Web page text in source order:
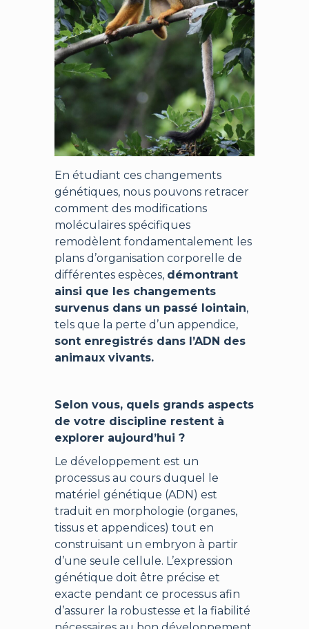
En étudiant ces changements
génétiques, nous pouvons retracer
comment des modifications
moléculaires spécifiques
remodèlent fondamentalement les
plans d’organisation corporelle de
différentes espèces, démontrant
ainsi que les changements
survenus dans un passé lointain,
tels que la perte d’un appendice,
sont enregistrés dans l’ADN des
animaux vivants.
Selon vous, quels grands aspects
de votre discipline restent à
explorer aujourd’hui ?
Le développement est un
processus au cours duquel le
matériel génétique (ADN) est
traduit en morphologie (organes,
tissus et appendices) tout en
construisant un embryon à partir
d’une seule cellule. L’expression
génétique doit être précise et
exacte pendant ce processus afin
d’assurer la robustesse et la fiabilité